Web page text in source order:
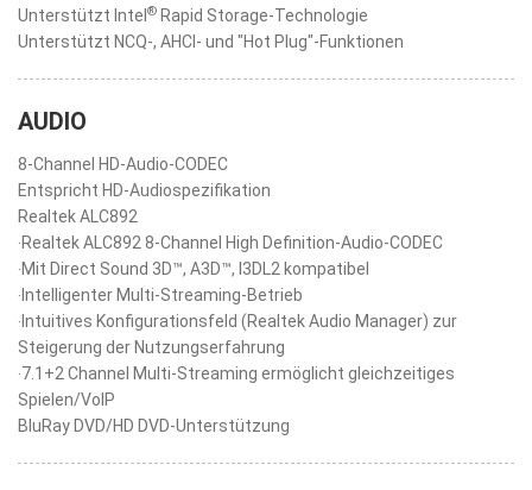
Unterstützt Intel ® Rapid Storage-Technologie
Unterstützt NCQ-, AHCI- und "Hot Plug"-Funktionen
AUDIO
8-Channel HD-Audio-CODEC
Entspricht HD-Audiospezifikation
Realtek ALC892
‧Realtek ALC892 8-Channel High Definition-Audio-CODEC
‧Mit Direct Sound 3D™, A3D™, I3DL2 kompatibel
‧Intelligenter Multi-Streaming-Betrieb
‧Intuitives Konfigurationsfeld (Realtek Audio Manager) zur
Steigerung der Nutzungserfahrung
‧7.1+2 Channel Multi-Streaming ermöglicht gleichzeitiges
Spielen/VoIP
BluRay DVD/HD DVD-Unterstützung